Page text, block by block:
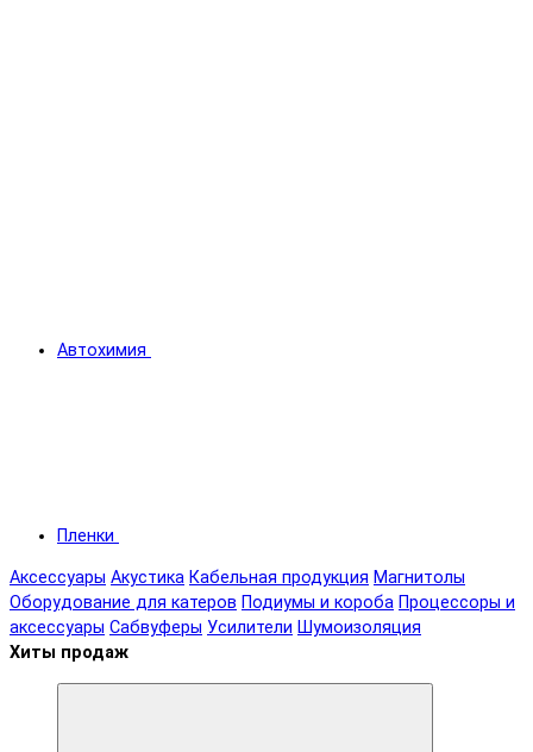
Автохимия
Пленки
Аксессуары Акустика Кабельная продукция Магнитолы
Оборудование для катеров Подиумы и короба Процессоры и
аксессуары Сабвуферы Усилители Шумоизоляция
Хиты продаж